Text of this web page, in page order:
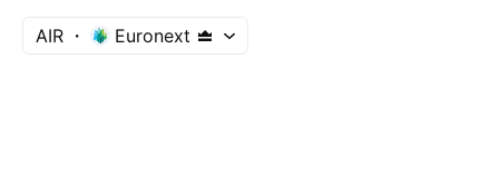
AIR Euronext